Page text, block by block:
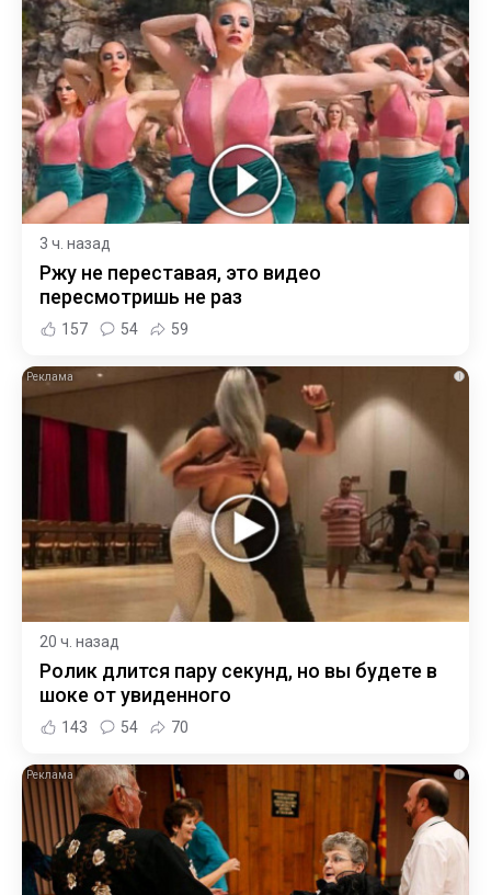
3 ч. назад
Ржу не переставая, это видео
пересмотришь не раз
157 54 59
i
20 ч. назад
Ролик длится пару секунд, но вы будете в
шоке от увиденного
143 54 70
i